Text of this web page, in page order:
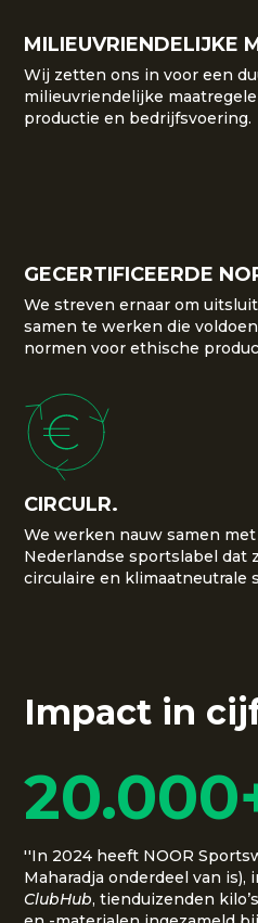
MILIEUVRIENDELIJKE
Wij zetten ons in voor een
milieuvriendelijke
productie en bedrijfsvoering.
GECERTIFICEERDE
We streven ernaar om
samen te werken die
normen voor ethische
CIRCULR.
We werken nauw samen
Nederlandse sportslabel dat
circulaire en klimaatneutrale
Impact in
''In 2024 heeft NOOR
Maharadja onderdeel van
ClubHub, tienduizenden